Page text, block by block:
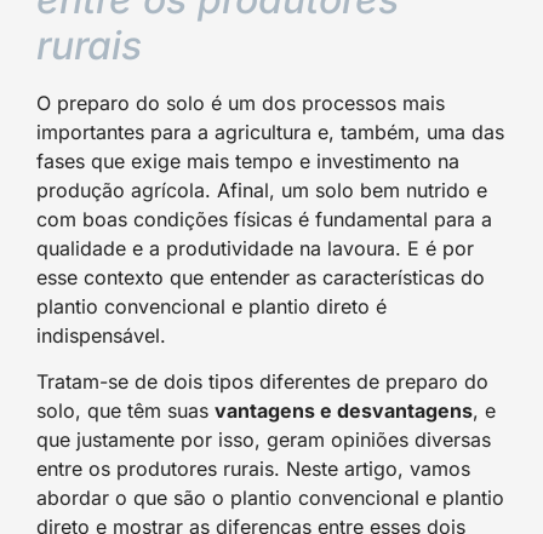
rurais
O preparo do solo é um dos processos mais
importantes para a agricultura e, também, uma das
fases que exige mais tempo e investimento na
produção agrícola. Afinal, um solo bem nutrido e
com boas condições físicas é fundamental para a
qualidade e a produtividade na lavoura. E é por
esse contexto que entender as características do
plantio convencional e plantio direto é
indispensável.
Tratam-se de dois tipos diferentes de preparo do
solo, que têm suas vantagens e desvantagens, e
que justamente por isso, geram opiniões diversas
entre os produtores rurais. Neste artigo, vamos
abordar o que são o plantio convencional e plantio
direto e mostrar as diferenças entre esses dois